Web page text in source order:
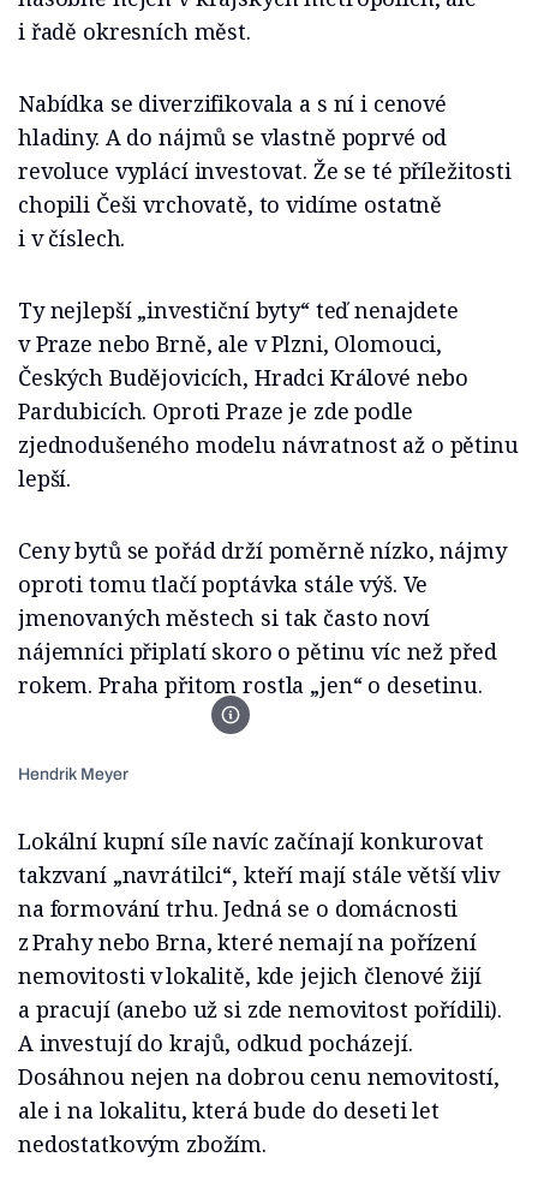
i řadě okresních měst.
Nabídka se diverzifikovala a s ní i cenové
hladiny. A do nájmů se vlastně poprvé od
revoluce vyplácí investovat. Že se té příležitosti
chopili Češi vrchovatě, to vidíme ostatně
i v číslech.
Ty nejlepší „investiční byty“ teď nenajdete
v Praze nebo Brně, ale v Plzni, Olomouci,
Českých Budějovicích, Hradci Králové nebo
Pardubicích. Oproti Praze je zde podle
zjednodušeného modelu návratnost až o pětinu
lepší.
Ceny bytů se pořád drží poměrně nízko, nájmy
oproti tomu tlačí poptávka stále výš. Ve
jmenovaných městech si tak často noví
nájemníci připlatí skoro o pětinu víc než před
rokem. Praha přitom rostla „jen“ o desetinu.
Foto EHS
Hendrik Meyer
Lokální kupní síle navíc začínají konkurovat
takzvaní „navrátilci“, kteří mají stále větší vliv
na formování trhu. Jedná se o domácnosti
z Prahy nebo Brna, které nemají na pořízení
nemovitosti v lokalitě, kde jejich členové žijí
a pracují (anebo už si zde nemovitost pořídili).
A investují do krajů, odkud pocházejí.
Dosáhnou nejen na dobrou cenu nemovitostí,
ale i na lokalitu, která bude do deseti let
nedostatkovým zbožím.